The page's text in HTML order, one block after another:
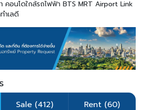
คอนโดใกล้รถไฟฟ้า BTS MRT Airport Link
ำเลดี
Sale (412) Rent (60)